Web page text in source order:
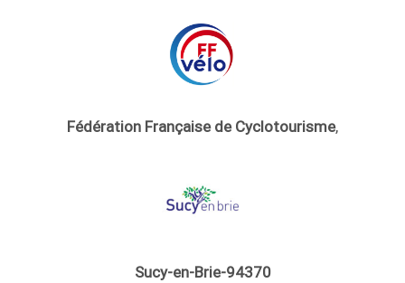
Fédération Française de Cyclotourisme,
Sucy-en-Brie-94370